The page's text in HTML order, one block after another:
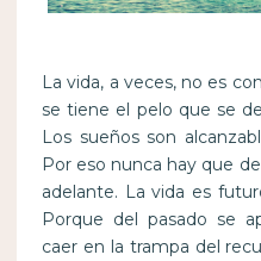
La vida, a veces, no es
se tiene el pelo que se
Los sueños son
Por eso nunca hay que
adelante. La vida es
Porque del pasado se
caer en la trampa del